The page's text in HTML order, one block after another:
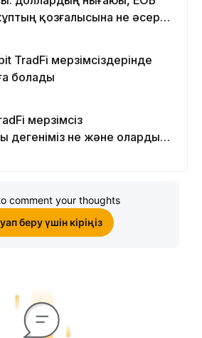
қозғалысына не әсер
TradFi мерзімсіздерінде
болады
мерзімсіз
дегеніміз не және оларды
неге саудалау керек?
comment your thoughts
беру үшін кіріңіз